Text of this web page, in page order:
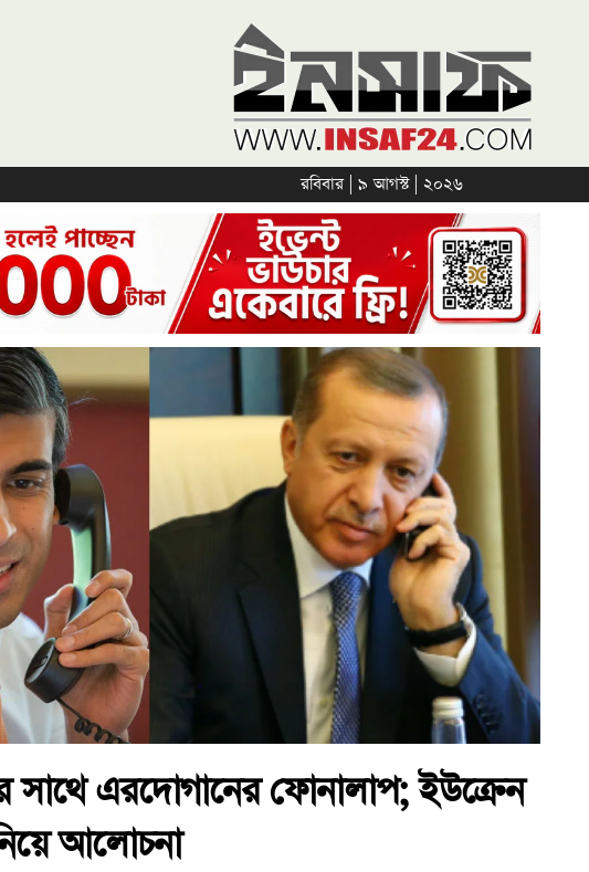
রবিবার | ৯ আগস্ট | ২০২৬
সাথে এরদোগানের ফোনালাপ; ইউক্রেন
আলোচনা